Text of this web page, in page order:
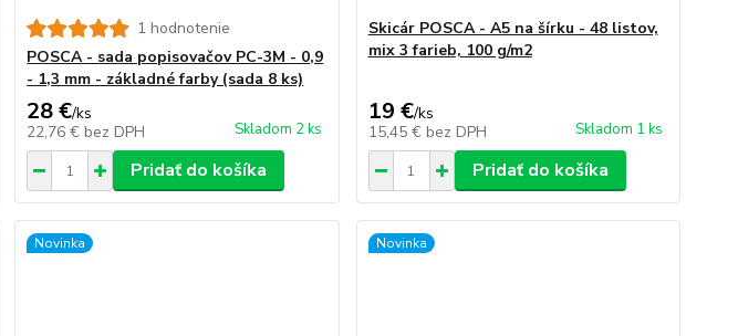
1 hodnotenie
POSCA - sada popisovačov PC-3M - 0,9
- 1,3 mm - základné farby (sada 8 ks)
28 €/ks
22,76 € bez DPH Skladom 2 ks
Pridať do košíka
Skicár POSCA - A5 na šírku - 48 listov,
mix 3 farieb, 100 g/m2
19 €/ks
15,45 € bez DPH Skladom 1 ks
Pridať do košíka
Novinka Novinka